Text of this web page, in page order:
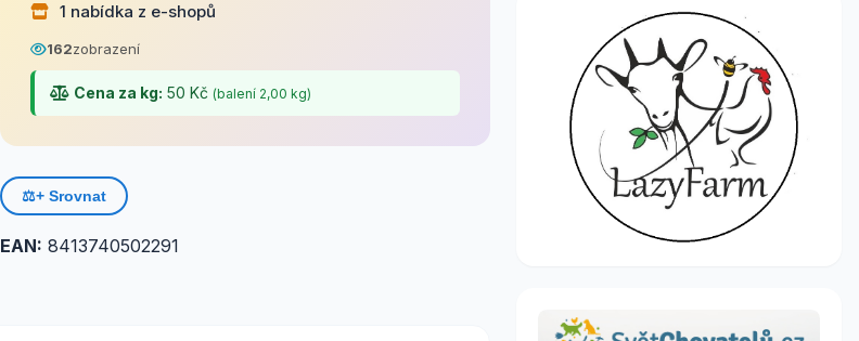
1 nabídka z e-shopů
162zobrazení
Cena za kg: 50 Kč (balení 2,00 kg)
⚖️+ Srovnat
EAN: 8413740502291